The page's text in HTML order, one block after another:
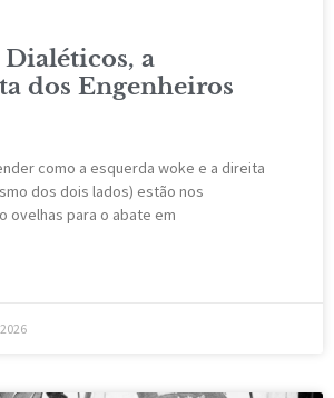
Dialéticos, a
dos Engenheiros
como a esquerda woke e a direita
dos dois lados) estão nos
ovelhas para o abate em